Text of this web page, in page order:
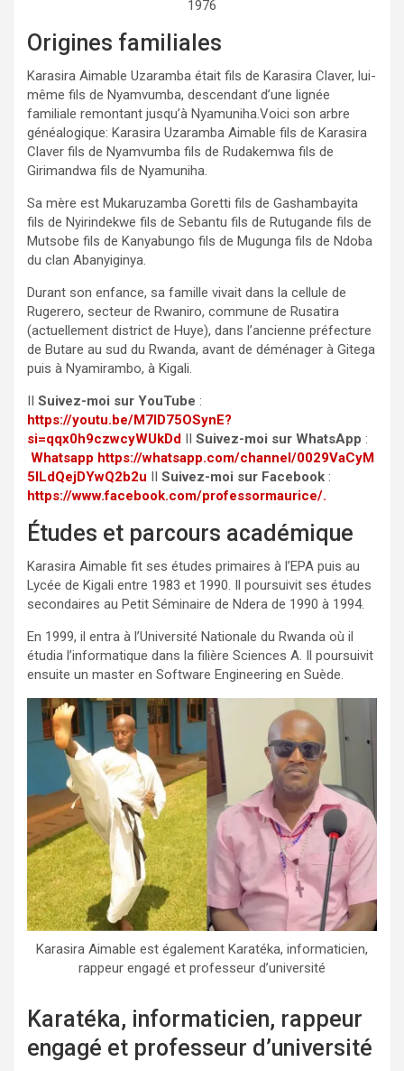
1976
Origines familiales
Karasira Aimable Uzaramba était fils de Karasira Claver, lui-
même fils de Nyamvumba, descendant d’une lignée
familiale remontant jusqu’à Nyamuniha.Voici son arbre
généalogique: Karasira Uzaramba Aimable fils de Karasira
Claver fils de Nyamvumba fils de Rudakemwa fils de
Girimandwa fils de Nyamuniha.
Sa mère est Mukaruzamba Goretti fils de Gashambayita
fils de Nyirindekwe fils de Sebantu fils de Rutugande fils de
Mutsobe fils de Kanyabungo fils de Mugunga fils de Ndoba
du clan Abanyiginya.
Durant son enfance, sa famille vivait dans la cellule de
Rugerero, secteur de Rwaniro, commune de Rusatira
(actuellement district de Huye), dans l’ancienne préfecture
de Butare au sud du Rwanda, avant de déménager à Gitega
puis à Nyamirambo, à Kigali.
II Suivez-moi sur YouTube :
https://youtu.be/M7ID75OSynE?
si=qqx0h9czwcyWUkDd II Suivez-moi sur WhatsApp :
Whatsapp https://whatsapp.com/channel/0029VaCyM
5ILdQejDYwQ2b2u II Suivez-moi sur Facebook :
https://www.facebook.com/professormaurice/.
Études et parcours académique
Karasira Aimable fit ses études primaires à l’EPA puis au
Lycée de Kigali entre 1983 et 1990. Il poursuivit ses études
secondaires au Petit Séminaire de Ndera de 1990 à 1994.
En 1999, il entra à l’Université Nationale du Rwanda où il
étudia l’informatique dans la filière Sciences A. Il poursuivit
ensuite un master en Software Engineering en Suède.
Karasira Aimable est également Karatéka, informaticien,
rappeur engagé et professeur d’université
Karatéka, informaticien, rappeur
engagé et professeur d’université